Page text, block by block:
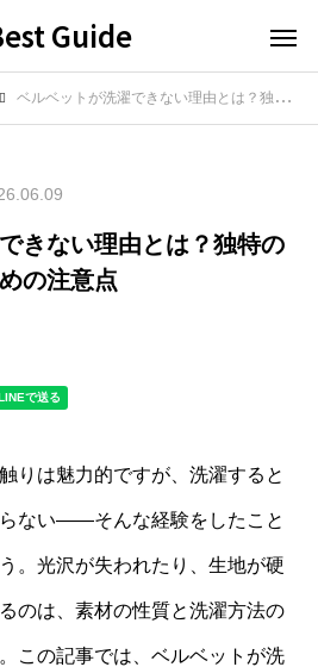
Guide
ベルベットが洗濯できない理由とは？独特の光沢を失わないための注意点
きない理由とは？独特の
の注意点
りは魅力的ですが、洗濯すると
ない――そんな経験をしたこと
。光沢が失われたり、生地が硬
のは、素材の性質と洗濯方法の
この記事では、ベルベットが洗